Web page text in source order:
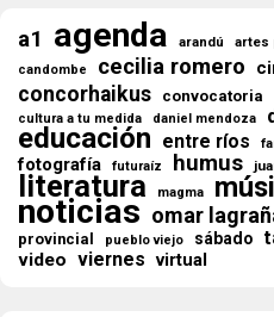
a1 agenda arandú artes
candombe cecilia romero
concorhaikus convocatoria
cultura a tu medida daniel mendoza
educación entre ríos
fotografía futuraíz humus
literatura magma
noticias omar
provincial pueblo viejo sábado
video viernes virtual